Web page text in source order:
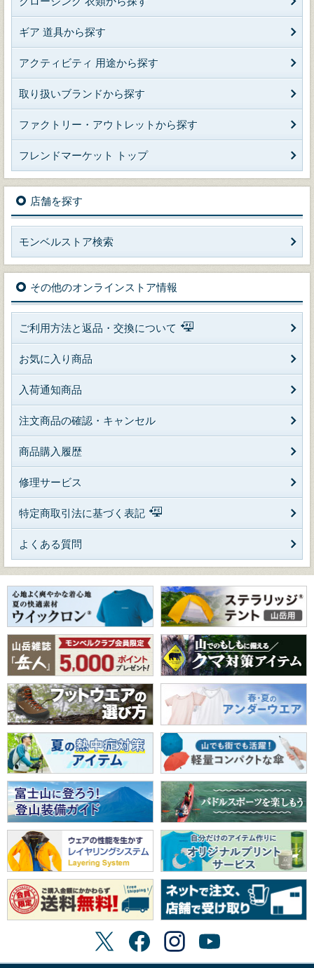
ギア 道具から探す
アクティビティ 用途から探す
取り扱いブランドから探す
ファクトリー・アウトレットから探す
フレンドマーケット トップ
店舗を探す
モンベルストア検索
その他のオンラインストア情報
ご利用方法と返品・交換について
お気に入り商品
入荷通知商品
注文商品の確認・キャンセル
商品購入履歴
修理サービス
特定商取引法に基づく表記
よくある質問